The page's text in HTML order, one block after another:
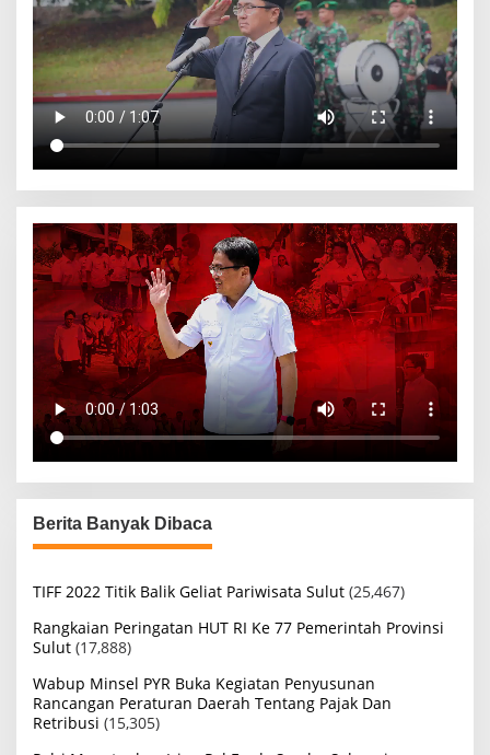
Berita Banyak Dibaca
TIFF 2022 Titik Balik Geliat Pariwisata Sulut (25,467)
Rangkaian Peringatan HUT RI Ke 77 Pemerintah Provinsi
Sulut (17,888)
Wabup Minsel PYR Buka Kegiatan Penyusunan
Rancangan Peraturan Daerah Tentang Pajak Dan
Retribusi (15,305)